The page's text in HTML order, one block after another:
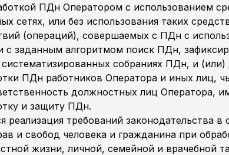
ПДн Оператором с использованием
сетях, или без использования таких
(операций), совершаемых с ПДн с
с заданным алгоритмом поиск ПДн,
собраниях ПДн, и
ПДн работников Оператора и иных лиц,
должностных лиц Оператора,
и защиту ПДн.
реализация требований законодательства
и свобод человека и гражданина при
жизни, личной, семейной и врачебной